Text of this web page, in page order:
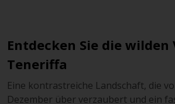
wilden Vulkane von
die von Januar bis
und ein faszinierendes ...
Das
klingt